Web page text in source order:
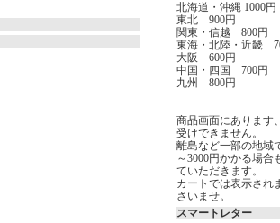
北海道・沖縄 1000円
東北 900円
関東・信越 800円
東海・北陸・近畿
大阪 600円
中国・四国 700円
九州 800円
商品画面にあります
受けできません。
離島など一部の地域
～3000円かかる場
ていただきます。
カートでは表示され
さいませ。
スマートレター